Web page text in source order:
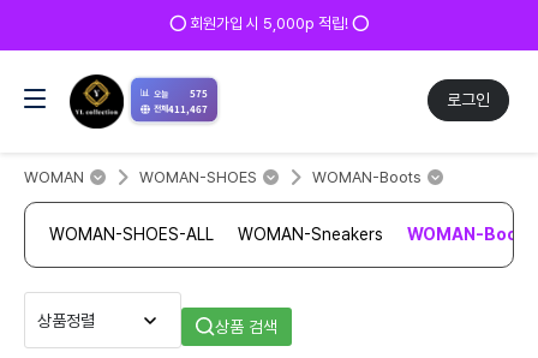
⭕ 회원가입 시 5,000p 적립! ⭕
로그인
📊 오늘 575
전체411,467
WOMAN WOMAN-SHOES WOMAN-Boots
WOMAN-SHOES-ALL WOMAN-Sneakers WOMAN-Boots
상품 검색